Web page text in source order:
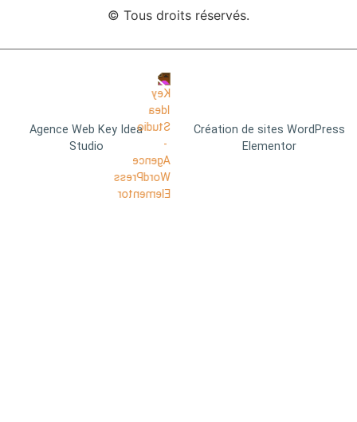
© Tous droits réservés.
Agence Web Key Idea
Studio
Création de sites WordPress
Elementor